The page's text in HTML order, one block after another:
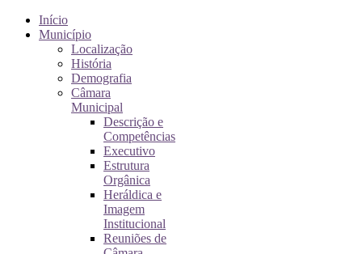
Início
Município
Localização
História
Demografia
Câmara
Municipal
Descrição e
Competências
Executivo
Estrutura
Orgânica
Heráldica e
Imagem
Institucional
Reuniões de